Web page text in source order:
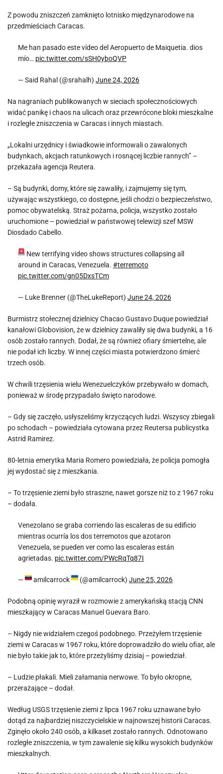
Z powodu zniszczeń zamknięto lotnisko międzynarodowe na
przedmieściach Caracas.
Me han pasado este vídeo del Aeropuerto de Maiquetia. dios
mío… pic.twitter.com/sSH0yboQVP
— Said Rahal (@srahalh) June 24, 2026
Na nagraniach publikowanych w sieciach społecznościowych
widać panikę i chaos na ulicach oraz przewrócone bloki mieszkalne
i rozległe zniszczenia w Caracas i innych miastach.
„Lokalni urzędnicy i świadkowie informowali o zawalonych
budynkach, akcjach ratunkowych i rosnącej liczbie rannych” –
przekazała agencja Reutera.
– Są budynki, domy, które się zawaliły, i zajmujemy się tym,
używając wszystkiego, co dostępne, jeśli chodzi o bezpieczeństwo,
pomoc obywatelską. Straż pożarna, policja, wszystko zostało
uruchomione – powiedział w państwowej telewizji szef MSW
Diosdado Cabello.
New terrifying video shows structures collapsing all
around in Caracas, Venezuela. #terremoto
pic.twitter.com/gn05DxsTCm
— Luke Brenner (@TheLukeReport) June 24, 2026
Burmistrz stołecznej dzielnicy Chacao Gustavo Duque powiedział
kanałowi Globovision, że w dzielnicy zawaliły się dwa budynki, a 16
osób zostało rannych. Dodał, że są również ofiary śmiertelne, ale
nie podał ich liczby. W innej części miasta potwierdzono śmierć
trzech osób.
W chwili trzęsienia wielu Wenezuelczyków przebywało w domach,
ponieważ w środę przypadało święto narodowe.
– Gdy się zaczęło, usłyszeliśmy krzyczących ludzi. Wszyscy zbiegali
po schodach – powiedziała cytowana przez Reutersa publicystka
Astrid Ramirez.
80-letnia emerytka Maria Romero powiedziała, że policja pomogła
jej wydostać się z mieszkania.
– To trzęsienie ziemi było straszne, nawet gorsze niż to z 1967 roku
– dodała.
Venezolano se graba corriendo las escaleras de su edificio
mientras ocurría los dos terremotos que azotaron
Venezuela, se pueden ver como las escaleras están
agrietadas. pic.twitter.com/PWcRqTq87I
— amilcarrock (@amilcarrock) June 25, 2026
Podobną opinię wyraził w rozmowie z amerykańską stacją CNN
mieszkający w Caracas Manuel Guevara Baro.
– Nigdy nie widziałem czegoś podobnego. Przeżyłem trzęsienie
ziemi w Caracas w 1967 roku, które doprowadziło do wielu ofiar, ale
nie było takie jak to, które przeżyliśmy dzisiaj – powiedział.
– Ludzie płakali. Mieli załamania nerwowe. To było okropne,
przerażające – dodał.
Według USGS trzęsienie ziemi z lipca 1967 roku uznawane było
dotąd za najbardziej niszczycielskie w najnowszej historii Caracas.
Zginęło około 240 osób, a kilkaset zostało rannych. Odnotowano
rozległe zniszczenia, w tym zawalenie się kilku wysokich budynków
mieszkalnych.